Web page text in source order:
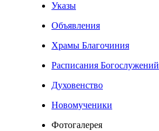
Указы
Объявления
Храмы Благочиния
Расписания Богослужений
Духовенство
Новомученики
Фотогалерея